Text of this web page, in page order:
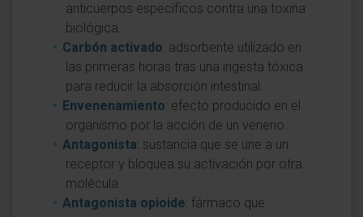
anticuerpos específicos contra una toxina
biológica.
Carbón activado: adsorbente utilizado en
las primeras horas tras una ingesta tóxica
para reducir la absorción intestinal.
Envenenamiento: efecto producido en el
organismo por la acción de un veneno.
Antagonista: sustancia que se une a un
receptor y bloquea su activación por otra
molécula.
Antagonista opioide: fármaco que